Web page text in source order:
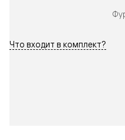
Что входит в комплект?